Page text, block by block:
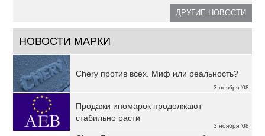
ДРУГИЕ НОВОСТИ
НОВОСТИ МАРКИ
3 ноября '08
Chery против всех. Миф или реальность?
3 ноября '08
Продажи иномарок продолжают
стабильно расти